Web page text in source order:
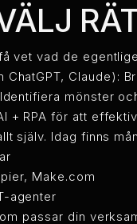
vet vad de
ChatGPT, Claude):
mönster
+ RPA för att
själv. Idag finns
Make.com
agenter
passar din